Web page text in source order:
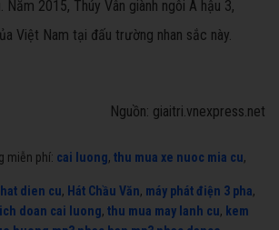
Năm 2015, Thúy Vân giành ngôi Á hậu 3,
Việt Nam tại đấu trường nhan sắc này.
Nguồn: giaitri.vnexpress.net
miễn phí: cai luong, thu mua xe nuoc mia cu,
dien cu, Hát Chầu Văn, máy phát điện 3 pha,
doan cai luong, thu mua may lanh cu, kem